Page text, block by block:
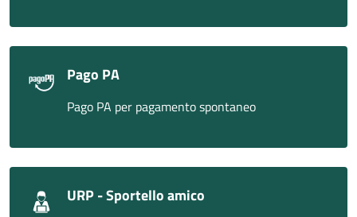
Pago PA
Pago PA per pagamento spontaneo
URP - Sportello amico